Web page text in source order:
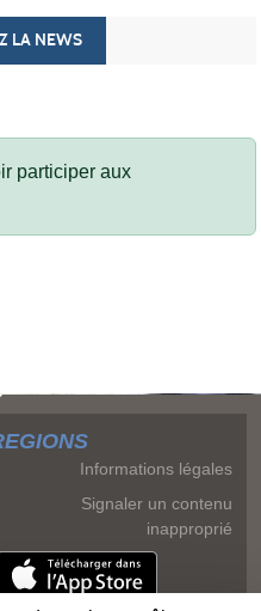
LA NEWS
participer aux
Informations légales
Signaler un contenu
inapproprié